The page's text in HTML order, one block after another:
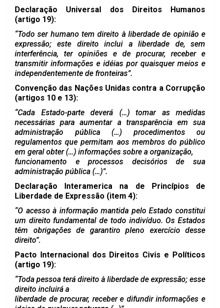
Declaração Universal dos Direitos Humanos
(artigo 19):
“Todo ser humano tem direito à liberdade de opinião e
expressão; este direito inclui a liberdade de, sem
interferência, ter opiniões e de procurar, receber e
transmitir informações e idéias por quaisquer meios e
independentemente de fronteiras”.
Convenção das Nações Unidas contra a Corrupção
(artigos 10 e 13):
“Cada Estado-parte deverá (…) tomar as medidas
necessárias para aumentar a transparência em sua
administração pública (…) procedimentos ou
regulamentos que permitam aos membros do público
em geral obter (…) informações sobre a organização,
funcionamento e processos decisórios de sua
administração pública (…)”.
Declaração Interamerica na de Princípios de
Liberdade de Expressão (item 4):
“O acesso à informação mantida pelo Estado constitui
um direito fundamental de todo indivíduo. Os Estados
têm obrigações de garantiro pleno exercício desse
direito”.
Pacto Internacional dos Direitos Civis e Políticos
(artigo 19):
“Toda pessoa terá direito à liberdade de expressão; esse
direito incluirá a
liberdade de procurar, receber e difundir informações e